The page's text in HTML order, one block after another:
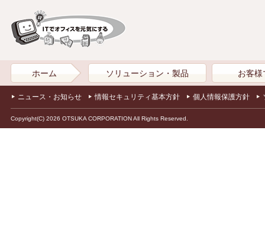
ホーム ソリューション・製品 お客様
ニュース・お知らせ 情報セキュリティ基本方針 個人情報保護方針
Copyright(C) 2026 OTSUKA CORPORATION All Rights Reserved.